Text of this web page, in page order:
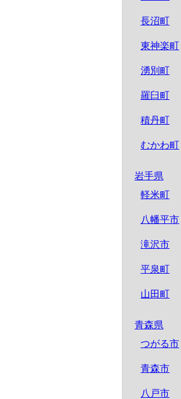
長沼町
東神楽町
湧別町
羅臼町
積丹町
むかわ町
岩手県
軽米町
八幡平市
滝沢市
平泉町
山田町
青森県
つがる市
青森市
八戸市